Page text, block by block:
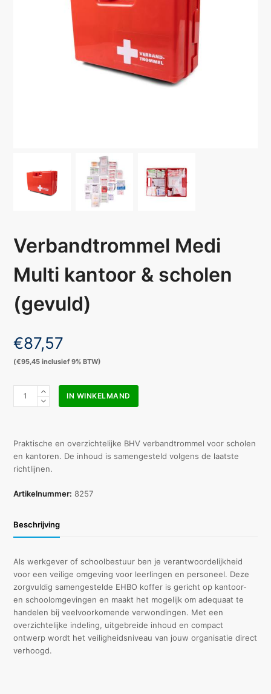
Verbandtrommel Medi
Multi kantoor & scholen
(gevuld)
€87,57
(€95,45 inclusief 9% BTW)
Verbandtrommel
&
scholen
(gevuld)
IN WINKELMAND
Praktische en overzichtelijke BHV verbandtrommel voor scholen
en kantoren. De inhoud is samengesteld volgens de laatste
richtlijnen.
Artikelnummer: 8257
Beschrijving
Als werkgever of schoolbestuur ben je verantwoordelijkheid
voor een veilige omgeving voor leerlingen en personeel. Deze
zorgvuldig samengestelde EHBO koffer is gericht op kantoor-
en schoolomgevingen en maakt het mogelijk om adequaat te
handelen bij veelvoorkomende verwondingen. Met een
overzichtelijke indeling, uitgebreide inhoud en compact
ontwerp wordt het veiligheidsniveau van jouw organisatie direct
verhoogd.